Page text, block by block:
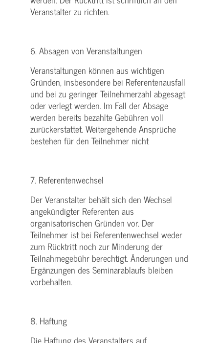
Veranstalter zu richten.
6. Absagen von Veranstaltungen
Veranstaltungen können aus wichtigen
Gründen, insbesondere bei Referentenausfall
und bei zu geringer Teilnehmerzahl abgesagt
oder verlegt werden. Im Fall der Absage
werden bereits bezahlte Gebühren voll
zurückerstattet. Weitergehende Ansprüche
bestehen für den Teilnehmer nicht
7. Referentenwechsel
Der Veranstalter behält sich den Wechsel
angekündigter Referenten aus
organisatorischen Gründen vor. Der
Teilnehmer ist bei Referentenwechsel weder
zum Rücktritt noch zur Minderung der
Teilnahmegebühr berechtigt. Änderungen und
Ergänzungen des Seminarablaufs bleiben
vorbehalten.
8. Haftung